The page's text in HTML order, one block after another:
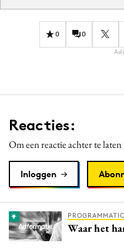
0 0
Reacties:
Om een reactie achter te laten
Inloggen
PROGRAMMATIC
Waar het